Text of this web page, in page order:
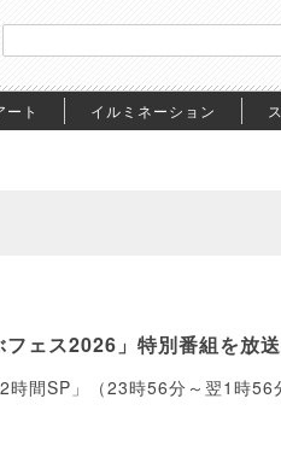
ート イルミネーション
ェス2026」特別番組を放
間SP」（23時56分～翌1時56